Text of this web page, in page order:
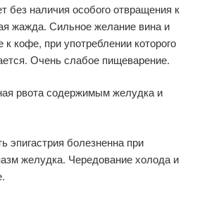
без наличия особого отвращения к
жажда. Сильное желание вина и
к кофе, при употреблении которого
Очень слабое пищеварение.
рвота содержимым желудка и
эпигастрия болезненна при
желудка. Чередование холода и